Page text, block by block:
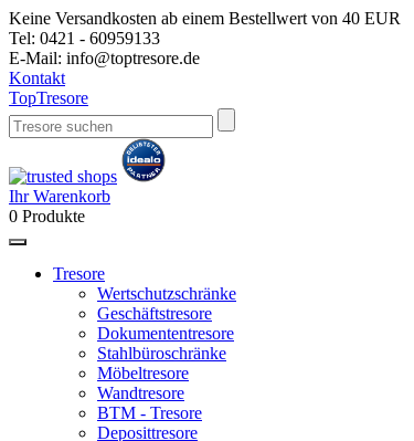
Keine Versandkosten ab einem Bestellwert von 40 EUR
Tel: 0421 - 60959133
E-Mail: info@toptresore.de
Kontakt
TopTresore
Ihr Warenkorb
0 Produkte
Tresore
Wertschutzschränke
Geschäftstresore
Dokumententresore
Stahlbüroschränke
Möbeltresore
Wandtresore
BTM - Tresore
Deposittresore